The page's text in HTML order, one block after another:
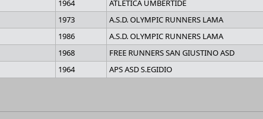
1964 ATLETICA UMBERTIDE
1973 A.S.D. OLYMPIC RUNNERS LAMA
1986 A.S.D. OLYMPIC RUNNERS LAMA
1968 FREE RUNNERS SAN GIUSTINO ASD
1964 APS ASD S.EGIDIO